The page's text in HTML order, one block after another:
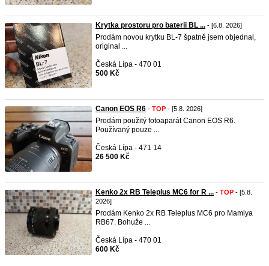
Krytka prostoru pro baterii BL ... - [6.8. 2026]
Prodám novou krytku BL-7 špatně jsem objednal,
original ...
Česká Lípa - 470 01
500 Kč
Canon EOS R6 - TOP - [5.8. 2026]
Prodám použitý fotoaparát Canon EOS R6.
Používaný pouze ...
Česká Lípa - 471 14
26 500 Kč
Kenko 2x RB Teleplus MC6 for R ... - TOP - [5.8.
2026]
Prodám Kenko 2x RB Teleplus MC6 pro Mamiya
RB67. Bohuže ...
Česká Lípa - 470 01
600 Kč